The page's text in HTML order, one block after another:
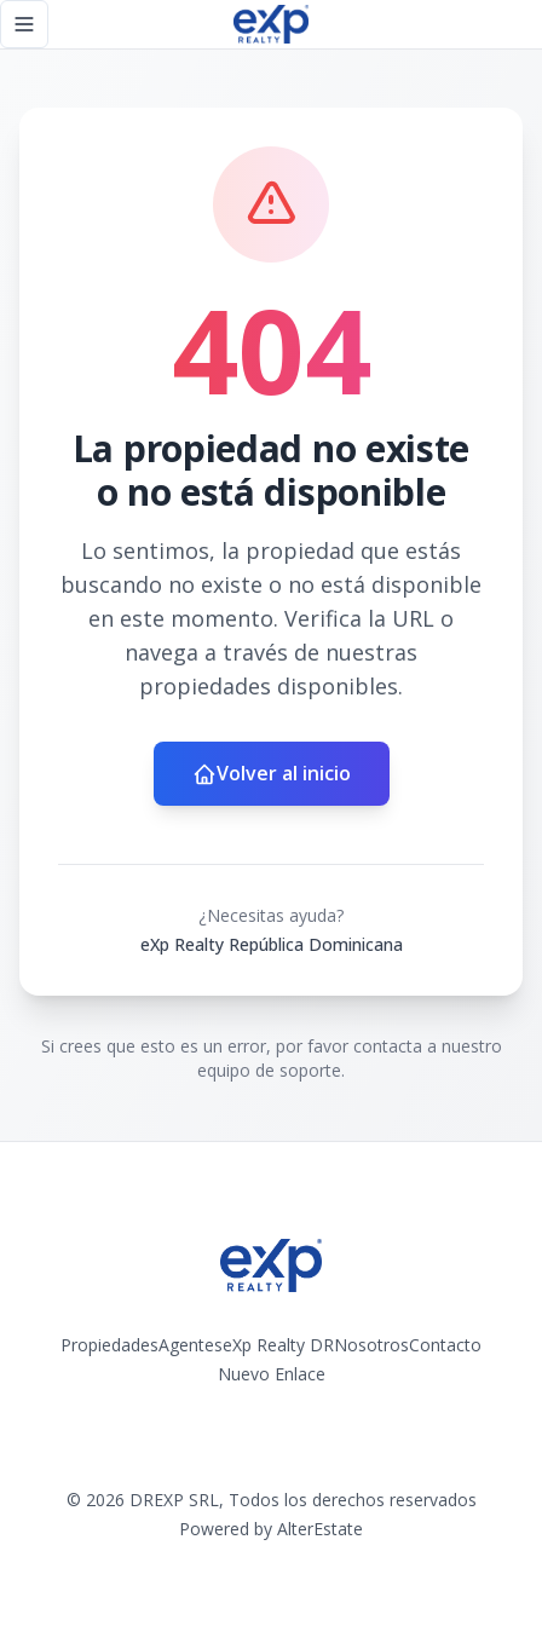
Toggle navigation menu
404
La propiedad no existe
o no está disponible
Lo sentimos, la propiedad que estás
buscando no existe o no está disponible
en este momento. Verifica la URL o
navega a través de nuestras
propiedades disponibles.
Volver al inicio
¿Necesitas ayuda?
eXp Realty República Dominicana
Si crees que esto es un error, por favor contacta a nuestro
equipo de soporte.
PropiedadesAgenteseXp Realty DRNosotrosContacto
Nuevo Enlace
© 2026 DREXP SRL, Todos los derechos reservados
Powered by AlterEstate
Página no encontrada - eXp Realty República Dominicana